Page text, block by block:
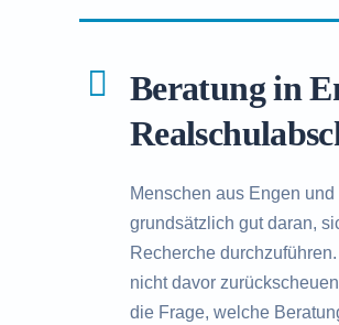
Beratung in
Menschen aus Engen
grundsätzlich gut daran,
Recherche
nicht davor
die Frage, welche